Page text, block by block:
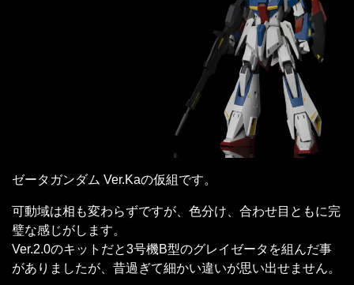
ゼータガンダム Ver.Kaの仮組です。
可動域は相も変わらずですが、色分け、合わせ目ともに完
璧な感じがします。
Ver.2.0のキットだと3号機B型のグレイゼータを組んだ事
がありましたが、昔過ぎて細かい違いが思い出せません。